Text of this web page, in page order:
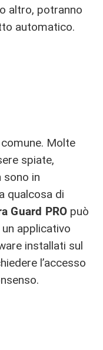
altro, potranno
automatico.
Molte
spiate,
sono in
qualcosa di
Guard PRO può
applicativo
installati sul
l’accesso